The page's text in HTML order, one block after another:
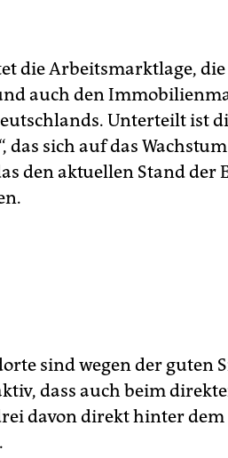
die Arbeitsmarktlage,
auch den
Unterteilt ist
das sich auf das
den aktuellen Stand
sind wegen der guten
dass auch beim
davon direkt hinter